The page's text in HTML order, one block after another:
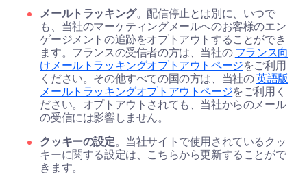
メールトラッキング。配信停止とは別に、いつで
も、当社のマーケティングメールへのお客様のエン
ゲージメントの追跡をオプトアウトすることができ
ます。フランスの受信者の方は、当社のフランス向
けメールトラッキングオプトアウトページをご利用
ください。その他すべての国の方は、当社の英語版
メールトラッキングオプトアウトページをご利用く
ださい。オプトアウトされても、当社からのメール
の受信には影響しません。
クッキーの設定。当社サイトで使用されているクッ
キーに関する設定は、こちらから更新することがで
きます。